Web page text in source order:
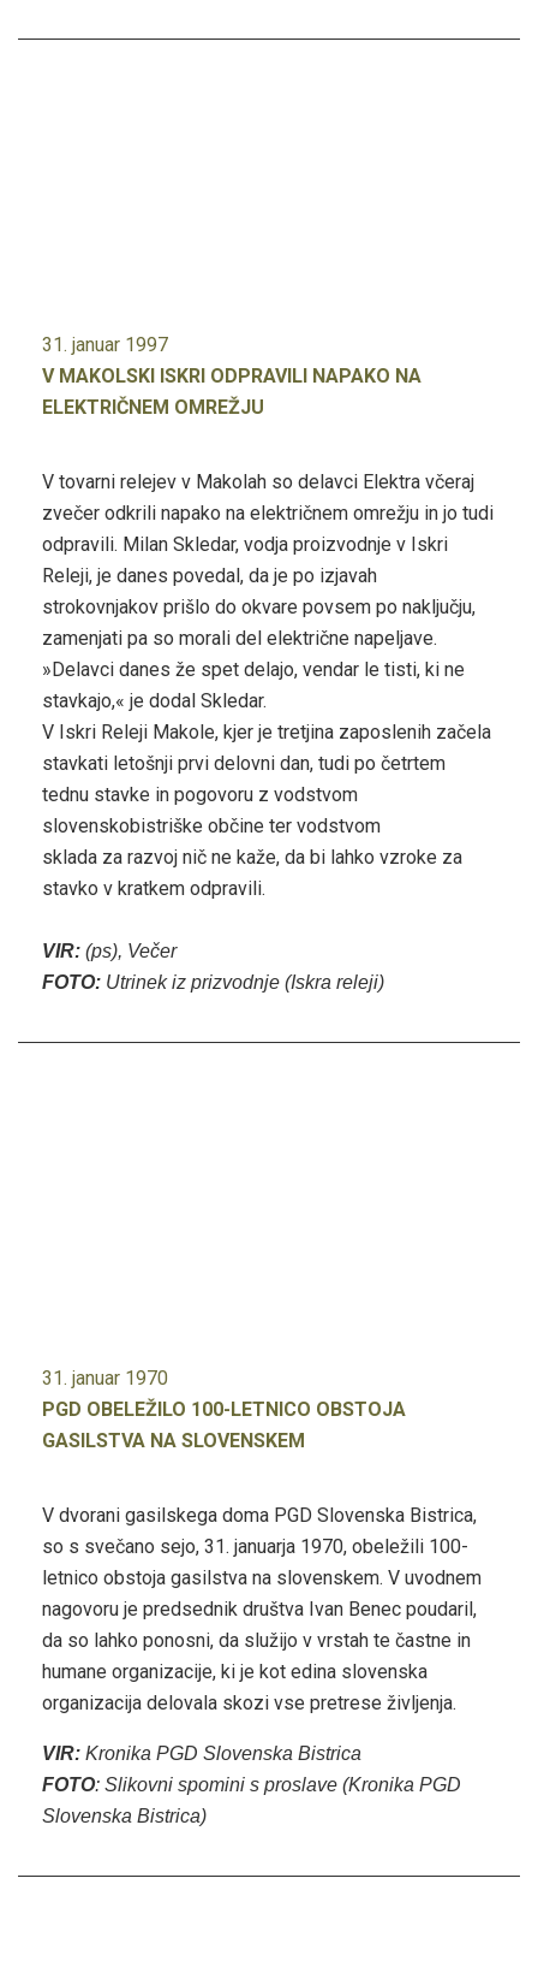
31. januar 1997
V MAKOLSKI ISKRI ODPRAVILI NAPAKO NA
ELEKTRIČNEM OMREŽJU
V tovarni relejev v Makolah so delavci Elektra včeraj
zvečer odkrili napako na električnem omrežju in jo tudi
odpravili. Milan Skledar, vodja proizvodnje v Iskri
Releji, je danes povedal, da je po izjavah
strokovnjakov prišlo do okvare povsem po naključju,
zamenjati pa so morali del električne napeljave.
»Delavci danes že spet delajo, vendar le tisti, ki ne
stavkajo,« je dodal Skledar.
V Iskri Releji Makole, kjer je tretjina zaposlenih začela
stavkati letošnji prvi delovni dan, tudi po četrtem
tednu stavke in pogovoru z vodstvom
slovenskobistriške občine ter vodstvom
sklada za razvoj nič ne kaže, da bi lahko vzroke za
stavko v kratkem odpravili.
VIR: (ps), Večer
FOTO: Utrinek iz prizvodnje (Iskra releji)
31. januar 1970
PGD OBELEŽILO 100-LETNICO OBSTOJA
GASILSTVA NA SLOVENSKEM
V dvorani gasilskega doma PGD Slovenska Bistrica,
so s svečano sejo, 31. januarja 1970, obeležili 100-
letnico obstoja gasilstva na slovenskem. V uvodnem
nagovoru je predsednik društva Ivan Benec poudaril,
da so lahko ponosni, da služijo v vrstah te častne in
humane organizacije, ki je kot edina slovenska
organizacija delovala skozi vse pretrese življenja.
VIR: Kronika PGD Slovenska Bistrica
FOTO: Slikovni spomini s proslave (Kronika PGD
Slovenska Bistrica)